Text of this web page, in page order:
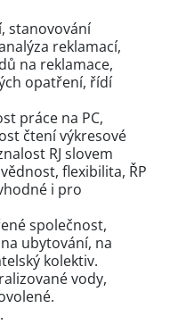
stanovování
reklamací,
na reklamace,
opatření, řídí
práce na PC,
čtení výkresové
RJ slovem
flexibilita, ŘP
i pro
společnost,
na ubytování, na
kolektiv.
vody,